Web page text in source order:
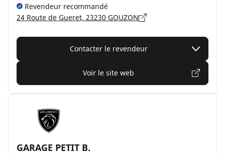
Revendeur recommandé
24 Route de Gueret, 23230 GOUZON
Contacter le revendeur
Voir le site web
GARAGE PETIT B.